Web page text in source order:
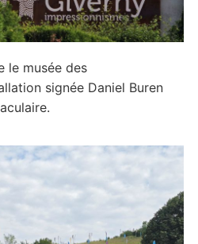
le musée des
signée Daniel Buren